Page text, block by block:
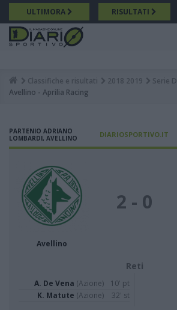
Salta
al
contenuto
principale
ULTIMORA RISULTATI
Breadcrumb
Classifiche e risultati 2018 2019 Serie D
Avellino - Aprilia Racing
PARTENIO ADRIANO
LOMBARDI, AVELLINO
DIARIOSPORTIVO.IT
Avellino
2 - 0
Reti
A. De Vena (Azione)
10' pt
K. Matute (Azione) 32' st